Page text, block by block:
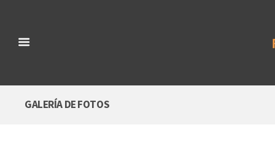
GALERÍA DE FOTOS